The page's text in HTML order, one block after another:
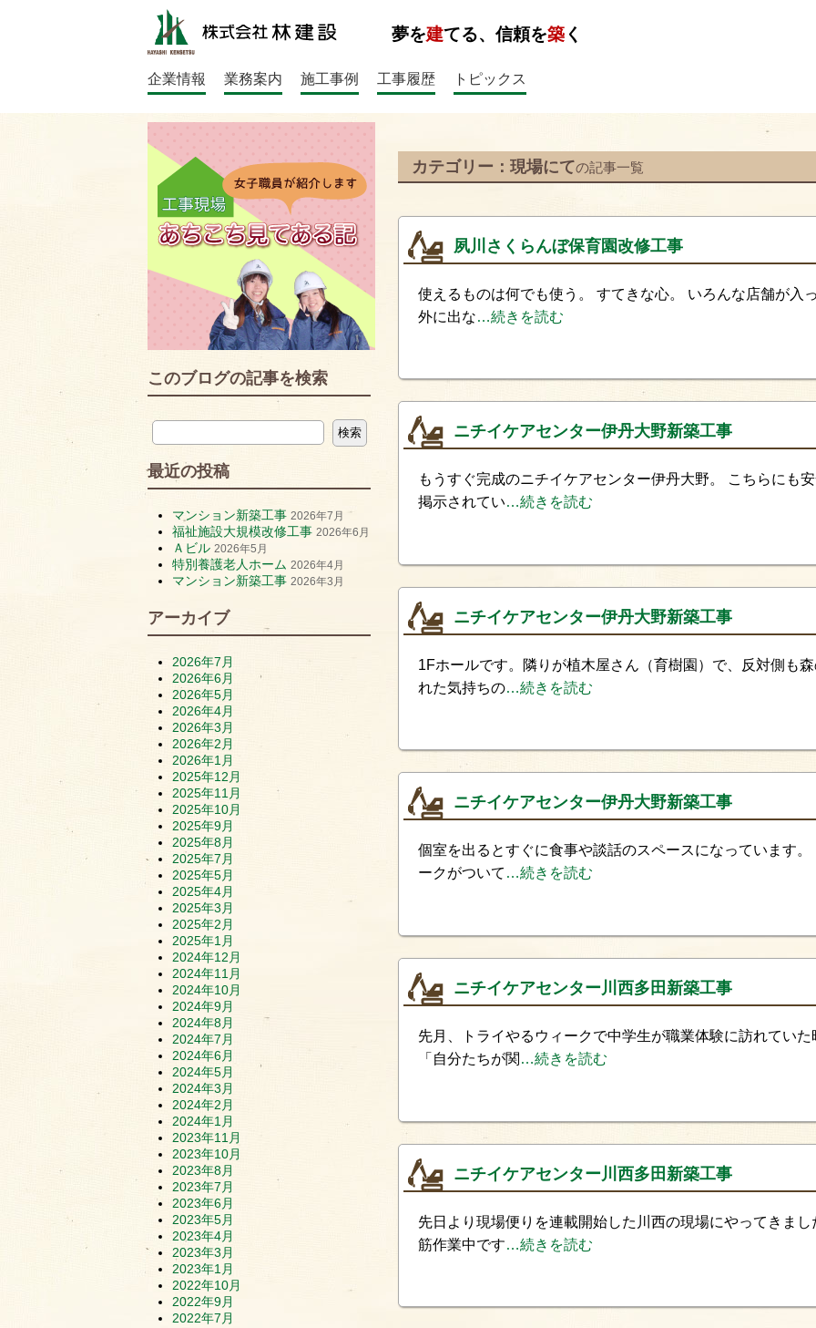
夢を建てる、信頼を築 く
企業情報 業務案内 施工事例 工事履歴 トピックス
カテゴリー：現場にての記事一覧
夙川さくらんぼ保育園改修工事
使えるものは何でも使う。 すてきな心。 いろんな店舗が入
外に出な…続きを読む
ニチイケアセンター伊丹大野新築工事
もうすぐ完成のニチイケアセンター伊丹大野。 こちらにも
掲示されてい…続きを読む
ニチイケアセンター伊丹大野新築工事
1Fホールです。隣りが植木屋さん（育樹園）で、反対側も
れた気持ちの…続きを読む
ニチイケアセンター伊丹大野新築工事
個室を出るとすぐに食事や談話のスペースになっています
ークがついて …続きを読む
ニチイケアセンター川西多田新築工事
先月、トライやるウィークで中学生が職業体験に訪れてい
「自分たちが関 …続きを読む
ニチイケアセンター川西多田新築工事
先日より現場便りを連載開始した川西の現場にやってきま
筋作業中です…続きを読む
このブログの記事を検索
最近の投稿
マンション新築工事 2026年7月
福祉施設大規模改修工事 2026年6月
Ａビル 2026年5月
特別養護老人ホーム 2026年4月
マンション新築工事 2026年3月
アーカイブ
2026年7月
2026年6月
2026年5月
2026年4月
2026年3月
2026年2月
2026年1月
2025年12月
2025年11月
2025年10月
2025年9月
2025年8月
2025年7月
2025年5月
2025年4月
2025年3月
2025年2月
2025年1月
2024年12月
2024年11月
2024年10月
2024年9月
2024年8月
2024年7月
2024年6月
2024年5月
2024年3月
2024年2月
2024年1月
2023年11月
2023年10月
2023年8月
2023年7月
2023年6月
2023年5月
2023年4月
2023年3月
2023年1月
2022年10月
2022年9月
2022年7月